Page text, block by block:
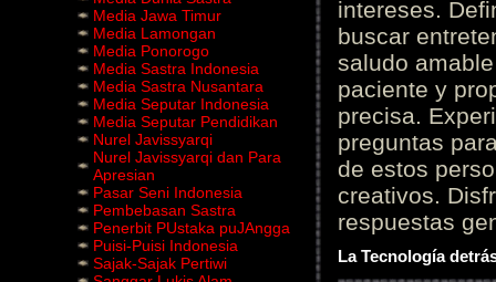
Media Jawa Timur
Media Lamongan
Media Ponorogo
Media Sastra Indonesia
Media Sastra Nusantara
Media Seputar Indonesia
Media Seputar Pendidikan
Nurel Javissyarqi
Nurel Javissyarqi dan Para
Apresian
Pasar Seni Indonesia
Pembebasan Sastra
Penerbit PUstaka puJAngga
Puisi-Puisi Indonesia
Sajak-Sajak Pertiwi
intereses.
buscar
saludo
paciente y
precisa.
preguntas
de estos
creativos.
respuestas
La Tecnología